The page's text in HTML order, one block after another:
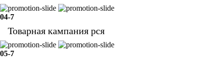
04-7
Товарная кампания рся
05-7